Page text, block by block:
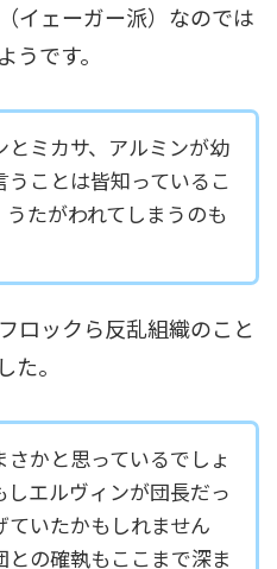
イェーガー派）なのでは
です。
とミカサ、アルミンが幼
うことは皆知っているこ
うたがわれてしまうのも
ロックら反乱組織のこと
。
さかと思っているでしょ
しエルヴィンが団長だっ
ていたかもしれません
との確執もここまで深ま